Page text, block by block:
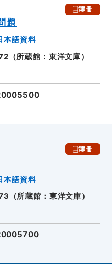
簿冊
題
本語資料
（所蔵館：東洋文庫）
簿冊
本語資料
（所蔵館：東洋文庫）